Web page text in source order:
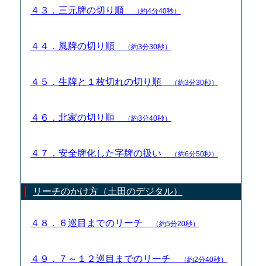
４３．三元牌の切り順 （約4分40秒）
４４．風牌の切り順 （約3分30秒）
４５．生牌と１枚切れの切り順 （約3分30秒）
４６．北家の切り順 （約3分40秒）
４７．安全牌化した字牌の扱い （約6分50秒）
リーチのかけ方（土田のデジタル）
４８．６巡目までのリーチ （約5分20秒）
４９．７～１２巡目までのリーチ （約2分40秒）